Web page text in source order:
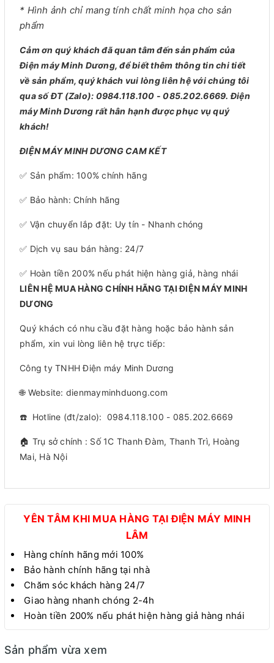
* Hình ảnh chỉ mang tính chất minh họa cho sản
phẩm
Cảm ơn quý khách đã quan tâm đến sản phẩm của
Điện máy Minh Dương, để biết thêm thông tin chi tiết
về sản phẩm, quý khách vui lòng liên hệ với chúng tôi
qua số ĐT (Zalo): 0984.118.100 - 085.202.6669. Điện
máy Minh Dương rất hân hạnh được phục vụ quý
khách!
ĐIỆN MÁY MINH DƯƠNG CAM KẾT
✅ Sản phẩm: 100% chính hãng
✅ Bảo hành: Chính hãng
✅ Vận chuyển lắp đặt: Uy tín - Nhanh chóng
✅ Dịch vụ sau bán hàng: 24/7
✅ Hoàn tiền 200% nếu phát hiện hàng giả, hàng nhái
LIÊN HỆ MUA HÀNG CHÍNH HÃNG TẠI ĐIỆN MÁY MINH
DƯƠNG
Quý khách có nhu cầu đặt hàng hoặc bảo hành sản
phẩm, xin vui lòng liên hệ trực tiếp:
Công ty TNHH Điện máy Minh Dương
🌐 Website: dienmayminhduong.com
☎️ Hotline (đt/zalo): 0984.118.100 - 085.202.6669
🏠 Trụ sở chính : Số 1C Thanh Đàm, Thanh Trì, Hoàng
Mai, Hà Nội
YÊN TÂM KHI MUA HÀNG TẠI ĐIỆN MÁY MINH
LÂM
Hàng chính hãng mới 100%
Bảo hành chính hãng tại nhà
Chăm sóc khách hàng 24/7
Giao hàng nhanh chóng 2-4h
Hoàn tiền 200% nếu phát hiện hàng giả hàng nhái
Sản phẩm vừa xem